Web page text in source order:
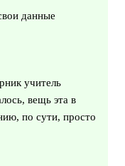
данные
учитель
вещь эта в
по сути, просто